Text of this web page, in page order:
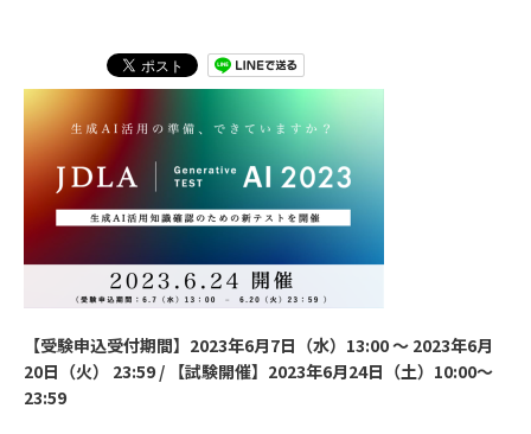
【受験申込受付期間】2023年6月7日（水）13:00 ～ 2023年6月
20日（火） 23:59 / 【試験開催】2023年6月24日（土）10:00～
23:59